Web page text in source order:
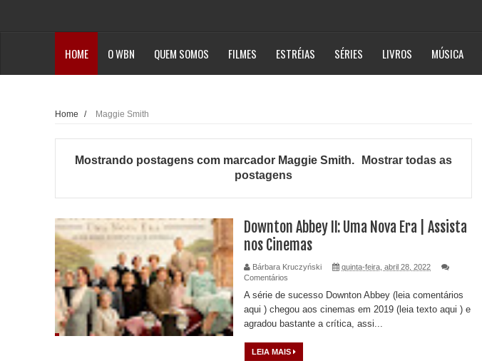
HOME O WBN QUEM SOMOS FILMES ESTRÉIAS SÉRIES LIVROS MÚSICA
Home / Maggie Smith
Mostrando postagens com marcador Maggie Smith.
Mostrar todas as
postagens
Downton Abbey II: Uma Nova Era | Assista
nos Cinemas
Bárbara Kruczyński
quinta-feira, abril 28, 2022
Comentários
A série de sucesso Downton Abbey (leia comentários
aqui ) chegou aos cinemas em 2019 (leia texto aqui ) e
agradou bastante a crítica, assi...
LEIA MAIS